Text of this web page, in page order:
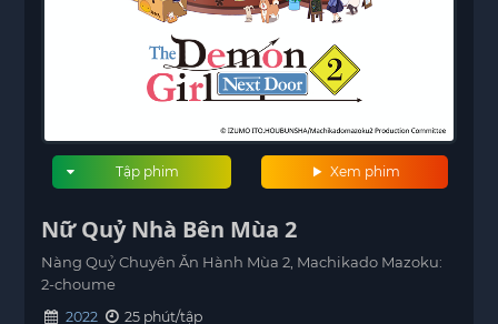
Xem phim
Tập phim
Nữ Quỷ Nhà Bên Mùa 2
Nàng Quỷ Chuyên Ăn Hành Mùa 2, Machikado Mazoku:
2-choume
2022
25 phút/tập